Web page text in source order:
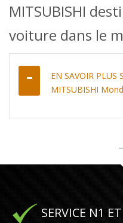
MITSUBISHI
voiture dans le
EN SAVOIR PLUS
MITSUBISHI
SERVICE N1